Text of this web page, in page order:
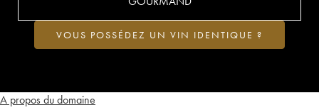
A propos du domaine
VOUS POSSÉDEZ UN VIN IDENTIQUE ?